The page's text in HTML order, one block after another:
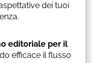
dei tuoi
editoriale per il
efficace il flusso